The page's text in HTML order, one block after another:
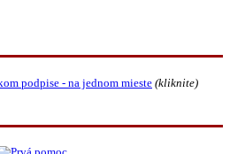
podpise - na jednom mieste (kliknite)